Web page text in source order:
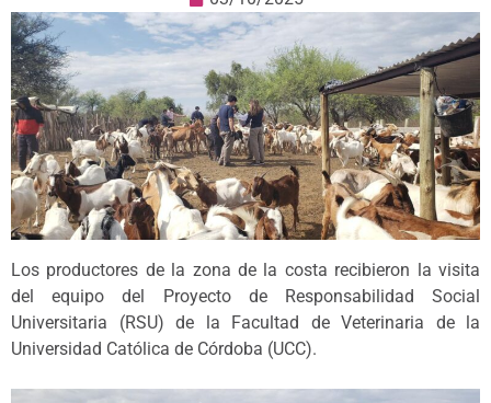
Los productores de la zona de la costa recibieron la visita
del equipo del Proyecto de Responsabilidad Social
Universitaria (RSU) de la Facultad de Veterinaria de la
Universidad Católica de Córdoba (UCC).